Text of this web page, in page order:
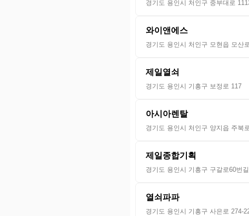
경기도 용인시 처인구 중부대로
와이앤에스
경기도 용인시 처인구 모현읍 모산
제일열쇠
경기도 용인시 기흥구 보정로 117
아시아렌탈
경기도 용인시 처인구 양지읍 주북
제일종합기획
경기도 용인시 기흥구 구갈로60번
열쇠파파
경기도 용인시 기흥구 사은로 274-